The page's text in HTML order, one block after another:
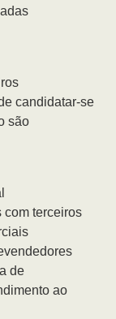
candidatar-se
são
com terceiros
de
ao